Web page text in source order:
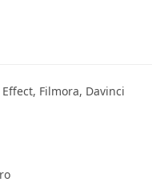
Filmora, Davinci